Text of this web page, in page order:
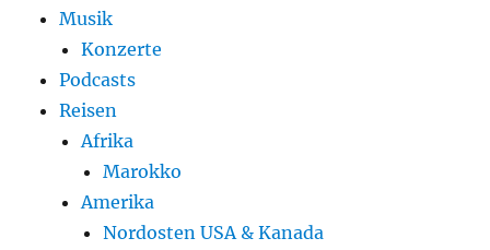
Musik
Konzerte
Podcasts
Reisen
Afrika
Marokko
Amerika
Nordosten USA & Kanada